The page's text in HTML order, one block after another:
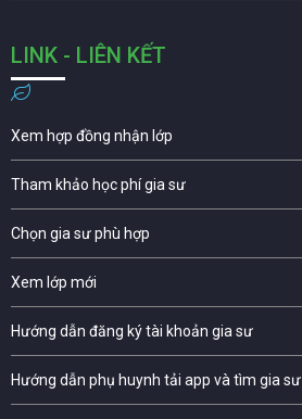
LINK - LIÊN KẾT
Xem hợp đồng nhận lớp
Tham khảo học phí gia sư
Chọn gia sư phù hợp
Xem lớp mới
Hướng dẫn đăng ký tài khoản gia sư
Hướng dẫn phụ huynh tải app và tìm gia sư